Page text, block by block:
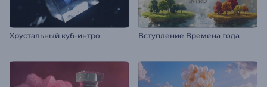
Хрустальный куб-интро Вступление Времена года